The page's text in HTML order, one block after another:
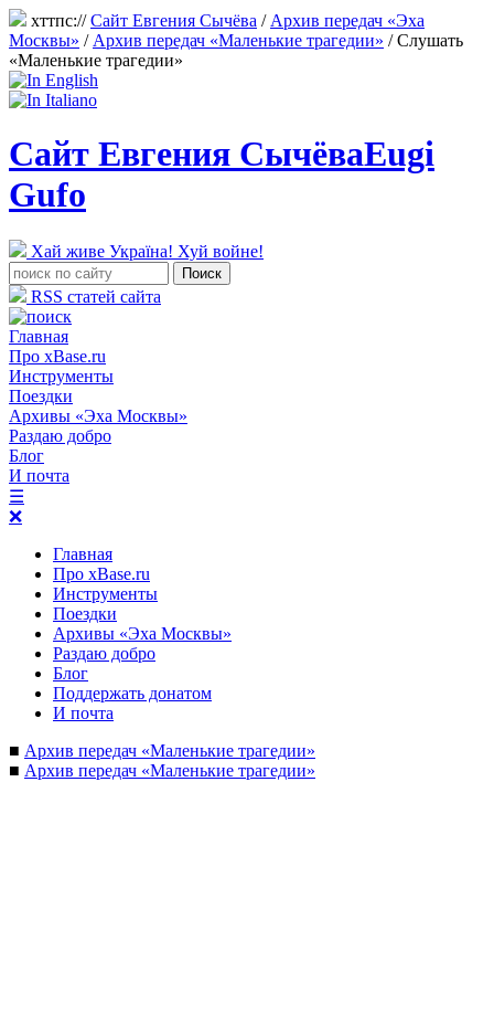
хттпс://Сайт Евгения Сычёва / Архив передач «Эха
Москвы» / Архив передач «Маленькие трагедии» /Слушать
«Маленькие трагедии»
Сайт Евгения СычёваEugi
Gufo
Хай живе Україна! Хуй войне!
RSS статей сайта
Главная
Про xBase.ru
Инструменты
Поездки
Архивы «Эха Москвы»
Раздаю добро
Блог
И почта
☰
❌
Главная
Про xBase.ru
Инструменты
Поездки
Архивы «Эха Москвы»
Раздаю добро
Блог
Поддержать донатом
И почта
■ Архив передач «Маленькие трагедии»
■ Архив передач «Маленькие трагедии»